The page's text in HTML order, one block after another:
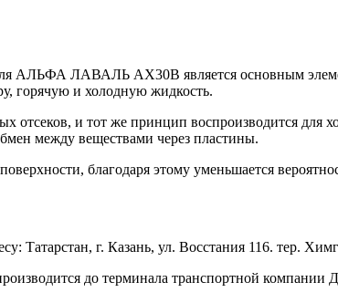
АЛЬФА ЛАВАЛЬ AX30B является основным
горячую и холодную жидкость.
отсеков, и тот же принцип воспроизводится
между веществами через пластины.
благодаря этому уменьшается
Татарстан, г. Казань, ул. Восстания 116. тер.
до терминала транспортной